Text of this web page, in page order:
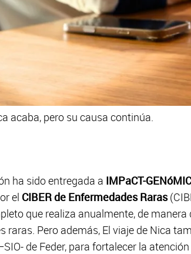
acaba, pero su causa continúa.
ha sido entregada a IMPaCT-
el CIBER de Enfermedades Raras
que realiza anualmente, de
raras. Pero además, El viaje de Nica
de Feder, para fortalecer la